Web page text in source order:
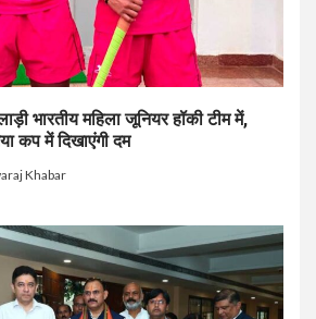
भारतीय महिला जूनियर हॉकी टीम में,
कप में दिखाएंगी दम
Khabar